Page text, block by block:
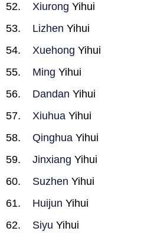
Xiurong Yihui
Lizhen Yihui
Xuehong Yihui
Ming Yihui
Dandan Yihui
Xiuhua Yihui
Qinghua Yihui
Jinxiang Yihui
Suzhen Yihui
Huijun Yihui
Siyu Yihui